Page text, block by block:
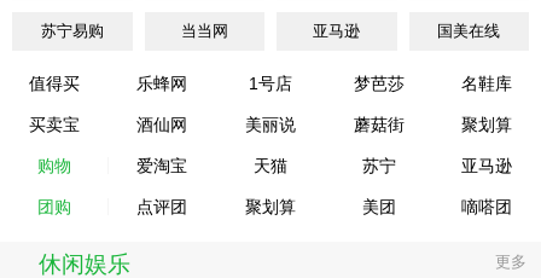
苏宁易购 当当网 亚马逊 国美在线
值得买 乐蜂网 1号店 梦芭莎 名鞋库
买卖宝 酒仙网 美丽说 蘑菇街 聚划算
购物 爱淘宝 天猫 苏宁 亚马逊
团购 点评团 聚划算 美团 嘀嗒团
休闲娱乐 更多